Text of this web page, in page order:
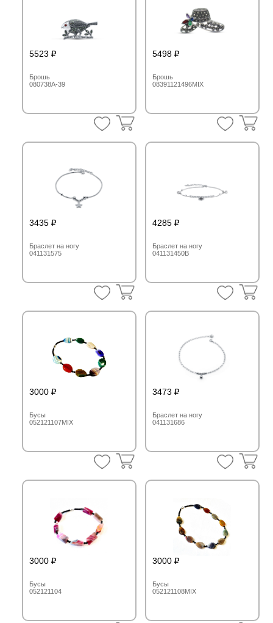
5498
Брошь
08391121496MIX
5523
Брошь
080738A-39
4285
Браслет на ногу
041131450B
3435
Браслет на ногу
041131575
3473
Браслет на ногу
041131686
3000
Бусы
052121107MIX
3000
Бусы
052121108MIX
3000
Бусы
052121104